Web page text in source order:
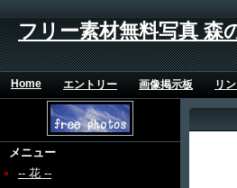
フリー素材無料写真 森
Home エントリー 画像掲示板 リ
メニュー
-- 花 --